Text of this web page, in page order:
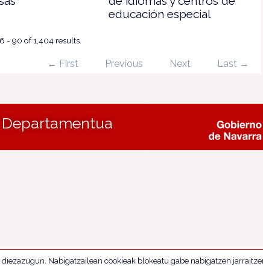
educación especial
- 90 of 1,404 results.
← First Previous Next Last →
Nabigatzailean cookieak blokeatu gabe nabigatzen